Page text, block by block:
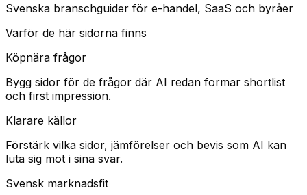
Svenska branschguider för e-handel, SaaS och byråer
Varför de här sidorna finns
Köpnära frågor
Bygg sidor för de frågor där AI redan formar shortlist
och first impression.
Klarare källor
Förstärk vilka sidor, jämförelser och bevis som AI kan
luta sig mot i sina svar.
Svensk marknadsfit